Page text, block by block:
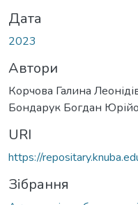
Дата
2023
Автори
Корчова Галина
Бондарук Богдан
URI
https://
Зібрання